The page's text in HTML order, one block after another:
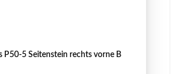
P50-5 Seitenstein rechts vorne B